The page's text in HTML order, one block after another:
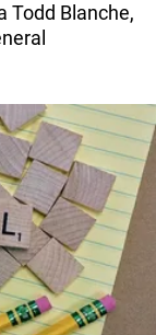
Todd Blanche,